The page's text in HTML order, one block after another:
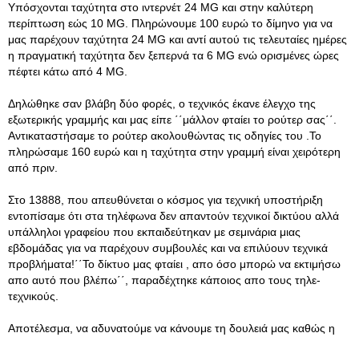
Υπόσχονται ταχύτητα στο ιντερνέτ 24 MG και στην καλύτερη
περίπτωση εώς 10 MG. Πληρώνουμε 100 ευρώ το δίμηνο για να
μας παρέχουν ταχύτητα 24 MG και αντί αυτού τις τελευταίες ημέρες
η πραγματική ταχύτητα δεν ξεπερνά τα 6 MG ενώ ορισμένες ώρες
πέφτει κάτω από 4 MG.
Δηλώθηκε σαν βλάβη δύο φορές, ο τεχνικός έκανε έλεγχο της
εξωτερικής γραμμής και μας είπε ΄΄μάλλον φταίει το ρούτερ σας΄΄.
Αντικαταστήσαμε το ρούτερ ακολουθώντας τις οδηγίες του .Το
πληρώσαμε 160 ευρώ και η ταχύτητα στην γραμμή είναι χειρότερη
από πριν.
Στο 13888, που απευθύνεται ο κόσμος για τεχνική υποστήριξη
εντοπίσαμε ότι στα τηλέφωνα δεν απαντούν τεχνικοί δικτύου αλλά
υπάλληλοι γραφείου που εκπαιδεύτηκαν με σεμινάρια μιας
εβδομάδας για να παρέχουν συμβουλές και να επιλύουν τεχνικά
προβλήματα!΄΄Το δίκτυο μας φταίει , απο όσο μπορώ να εκτιμήσω
απο αυτό που βλέπω΄΄, παραδέχτηκε κάποιος απο τους τηλε-
τεχνικούς.
Αποτέλεσμα, να αδυνατούμε να κάνουμε τη δουλειά μας καθώς η